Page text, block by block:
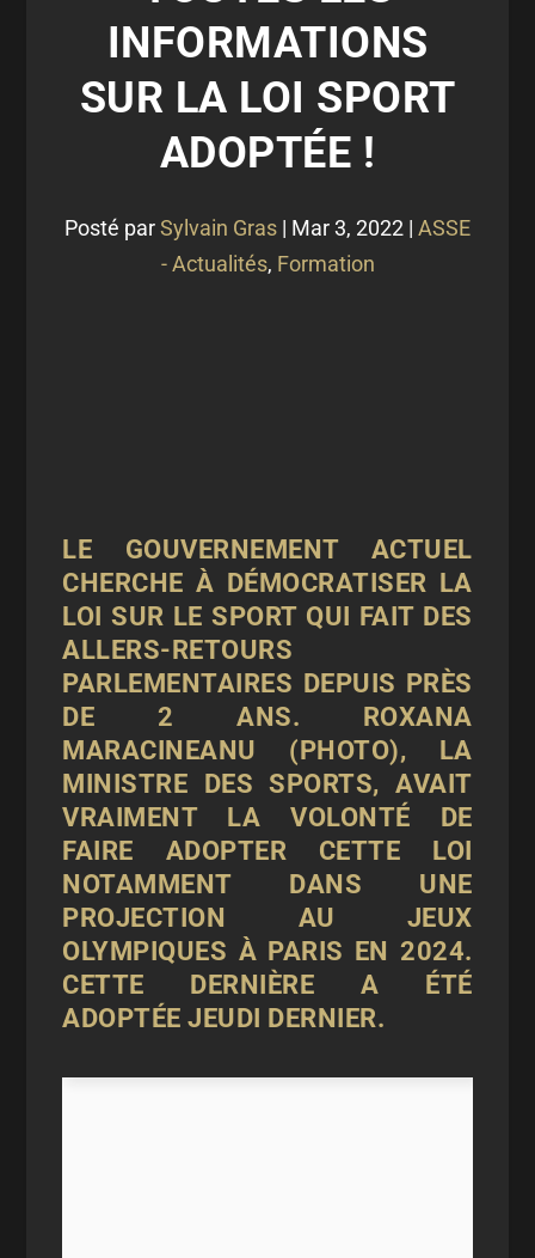
INFORMATIONS
SUR LA LOI SPORT
ADOPTÉE !
Posté parSylvain Gras | Mar 3, 2022 | ASSE
- Actualités, Formation
LE GOUVERNEMENT ACTUEL
CHERCHE À DÉMOCRATISER LA
LOI SUR LE SPORT QUI FAIT DES
ALLERS-RETOURS
PARLEMENTAIRES DEPUIS PRÈS
DE 2 ANS. ROXANA
MARACINEANU (PHOTO), LA
MINISTRE DES SPORTS, AVAIT
VRAIMENT LA VOLONTÉ DE
FAIRE ADOPTER CETTE LOI
NOTAMMENT DANS UNE
PROJECTION AU JEUX
OLYMPIQUES À PARIS EN 2024.
CETTE DERNIÈRE A ÉTÉ
ADOPTÉE JEUDI DERNIER.